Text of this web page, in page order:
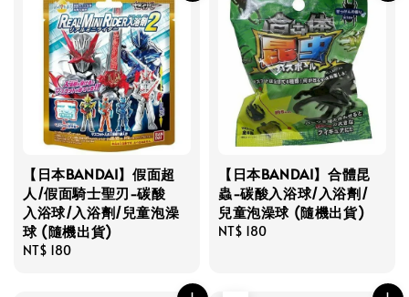
【日本BANDAI】假面超
人/假面騎士聖刃-碳酸
入浴球/入浴劑/兒童泡澡
球 (隨機出貨)
Regular
NT$ 180
【日本BANDAI】合體昆
蟲-碳酸入浴球/入浴劑/
兒童泡澡球 (隨機出貨)
Regular
NT$ 180